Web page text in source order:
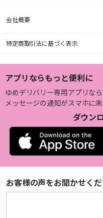
会社概要
特定商取引法に基づく表示
アプリならもっと便利に
ゆめデリバリー専用アプリなら
メッセージの通知がスマホに
ダウン
お客様の声をお聞かせく